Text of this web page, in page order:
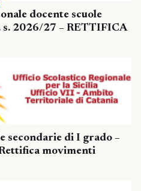
docente scuole
s. 2026/27 – RETTIFICA
secondarie di I grado –
movimenti